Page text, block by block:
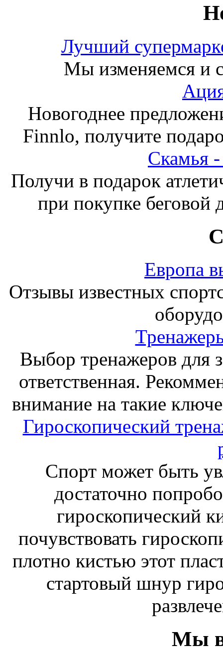
Лучший
Мы изменяемся и
Новогоднее
Finnlo, получите
Получи в подарок
при покупке беговой
Европа
Отзывы известных
Выбор тренажеров для
ответственная.
внимание на такие
Гироскопический
Спорт может быть
достаточно
гироскопический
почувствовать
плотно кистью этот
стартовый шнур
Мы в